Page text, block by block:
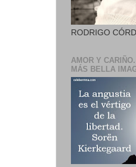
RODRIGO
AMOR Y
MÁS BELLA